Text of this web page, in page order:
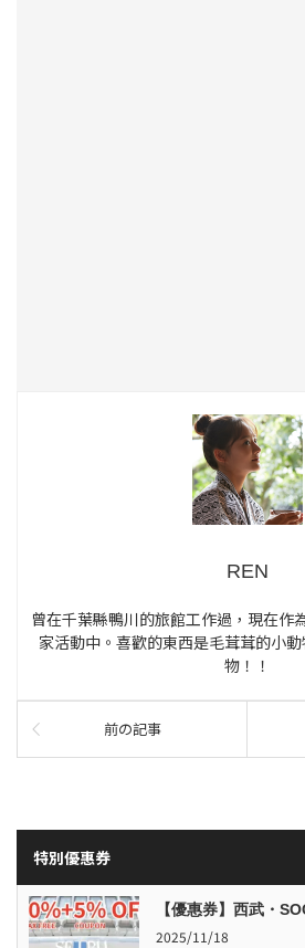
REN
曾在千葉縣鴨川的旅館工作過，現在
家活動中。喜歡的東西是毛茸茸的小
物！！
前の記事
特別優惠券
【優惠券】西武・
2025/11/18